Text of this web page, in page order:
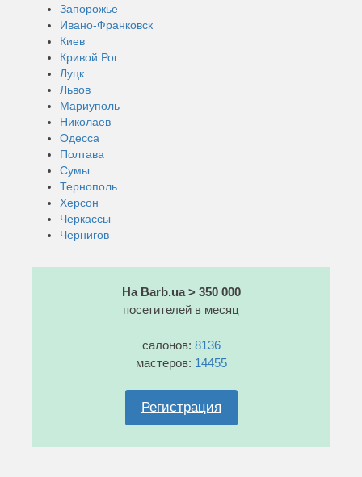
Запорожье
Ивано-Франковск
Киев
Кривой Рог
Луцк
Львов
Мариуполь
Николаев
Одесса
Полтава
Сумы
Тернополь
Херсон
Черкассы
Чернигов
На Barb.ua > 350 000
посетителей в месяц
салонов: 8136
мастеров: 14455
Регистрация